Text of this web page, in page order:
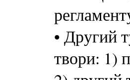
• Другий
твори: 1)